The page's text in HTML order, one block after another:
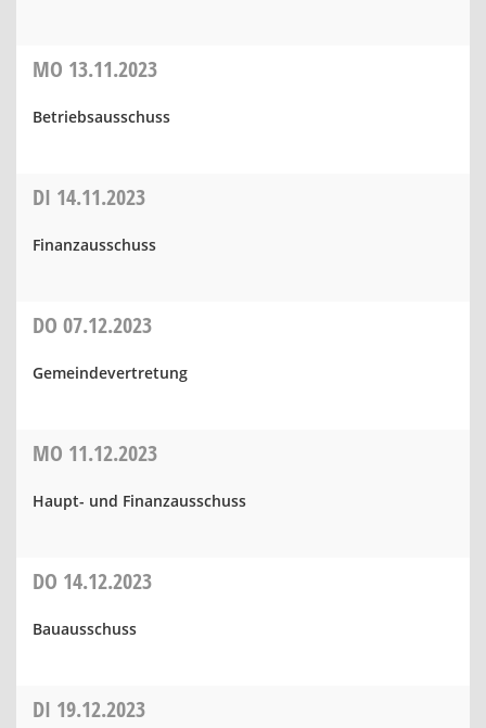
MO 13.11.2023
Betriebsausschuss
DI 14.11.2023
Finanzausschuss
DO 07.12.2023
Gemeindevertretung
MO 11.12.2023
Haupt- und Finanzausschuss
DO 14.12.2023
Bauausschuss
DI 19.12.2023